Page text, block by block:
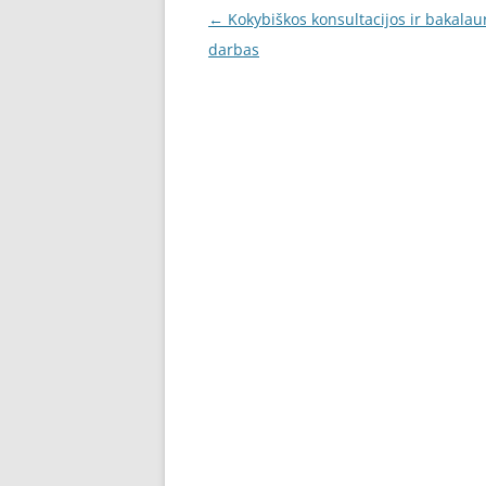
Post
navigation
← Kokybiškos konsultacijos ir
darbas